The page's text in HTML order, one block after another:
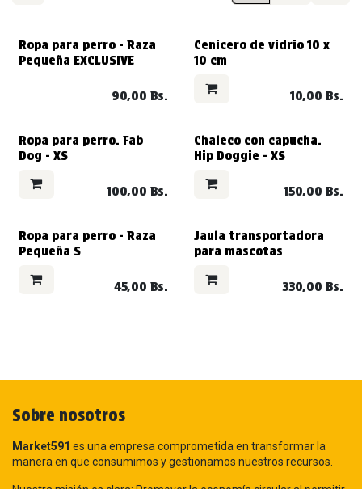
VENDIDO
Ropa para perro - Raza
Pequeña EXCLUSIVE
90,00 Bs.
VENDIDO
Cenicero de vidrio 10 x
10 cm
10,00 Bs.
Ropa para perro. Fab
Dog - XS
100,00 Bs.
Chaleco con capucha.
Hip Doggie - XS
150,00 Bs.
VENDIDO
Ropa para perro - Raza
Pequeña S
45,00 Bs.
VENDIDO
Jaula transportadora
para mascotas
330,00 Bs.
Sobre nosotros
Market591 es una empresa comprometida en transformar la
manera en que consumimos y gestionamos nuestros recursos.